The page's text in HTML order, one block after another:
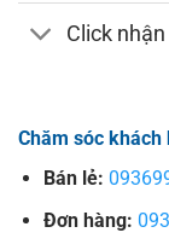
Click
Chăm sóc khách
Bán lẻ:
Đơn hàng: